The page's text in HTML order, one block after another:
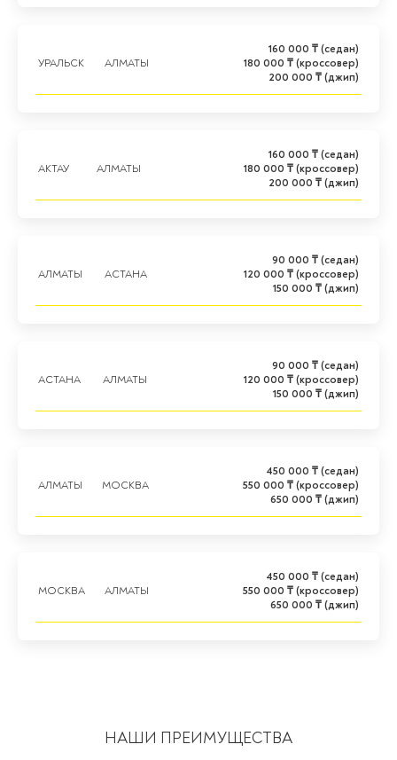
УРАЛЬСК АЛМАТЫ
160 000 ₸ (седан)
180 000 ₸ (кроссовер)
200 000 ₸ (джип)
АКТАУ АЛМАТЫ
160 000 ₸ (седан)
180 000 ₸ (кроссовер)
200 000 ₸ (джип)
АЛМАТЫ АСТАНА
90 000 ₸ (седан)
120 000 ₸ (кроссовер)
150 000 ₸ (джип)
АСТАНА АЛМАТЫ
90 000 ₸ (седан)
120 000 ₸ (кроссовер)
150 000 ₸ (джип)
АЛМАТЫ МОСКВА
450 000 ₸ (седан)
550 000 ₸ (кроссовер)
650 000 ₸ (джип)
МОСКВА АЛМАТЫ
450 000 ₸ (седан)
550 000 ₸ (кроссовер)
650 000 ₸ (джип)
НАШИ ПРЕИМУЩЕСТВА